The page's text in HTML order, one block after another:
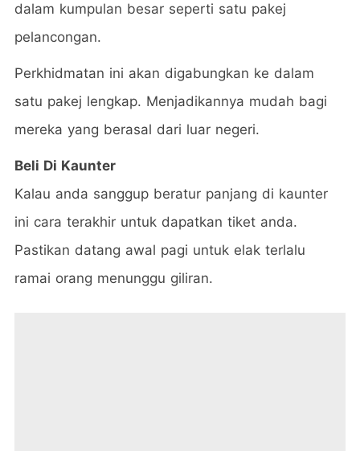
dalam kumpulan besar seperti satu pakej
pelancongan.
Perkhidmatan ini akan digabungkan ke dalam
satu pakej lengkap. Menjadikannya mudah bagi
mereka yang berasal dari luar negeri.
Beli Di Kaunter
Kalau anda sanggup beratur panjang di kaunter
ini cara terakhir untuk dapatkan tiket anda.
Pastikan datang awal pagi untuk elak terlalu
ramai orang menunggu giliran.